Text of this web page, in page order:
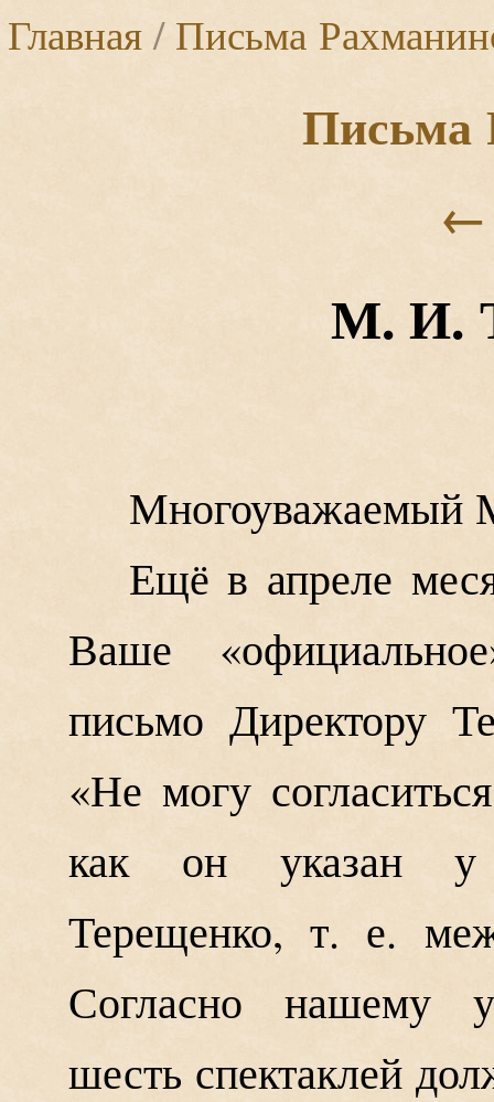
Главная/Письма
Письма
←
М. И.
Многоуважаемый
Ещё в апреле
Ваше
письмо Директору
«Не могу
как он указан
Терещенко, т. е.
Согласно нашему
шесть спектаклей